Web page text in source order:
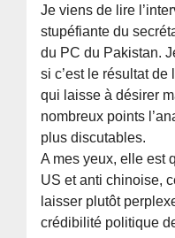
Je viens de lire
stupéfiante du
du PC du Pakistan.
si c’est le résultat de
qui laisse à désirer
nombreux points
plus discutables.
A mes yeux, elle est
US et anti chinoise,
laisser plutôt
crédibilité politique